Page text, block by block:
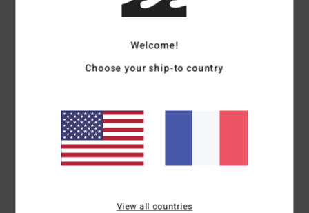
Belle coupe
5
Welcome!
Choose your ship-to country
View all countries